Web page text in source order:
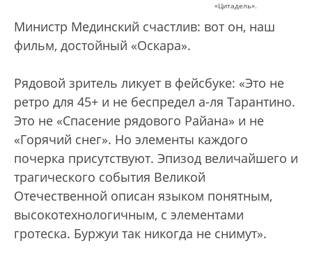
«Цитадель».
Министр Мединский счастлив: вот он, наш
фильм, достойный «Оскара».
Рядовой зритель ликует в фейсбуке: «Это не
ретро для 45+ и не беспредел а-ля Тарантино.
Это не «Спасение рядового Райана» и не
«Горячий снег». Но элементы каждого
почерка присутствуют. Эпизод величайшего и
трагического события Великой
Отечественной описан языком понятным,
высокотехнологичным, с элементами
гротеска. Буржуи так никогда не снимут».